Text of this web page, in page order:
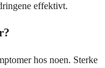
effektivt.
hos noen. Sterke